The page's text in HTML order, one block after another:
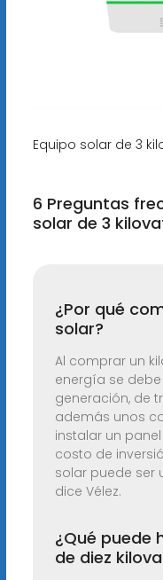
Equipo solar de 3
6 Preguntas
solar de 3
¿Por qué
solar?
Al comprar un
energía se
generación, de
además unos
instalar un
costo de
solar puede ser
dice Vélez.
¿Qué puede
de diez